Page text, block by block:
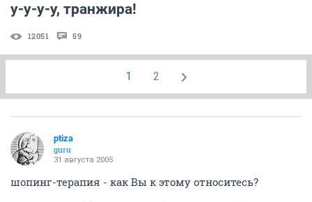
у-у-у-у, транжира!
12051 59
1 2
ptiza
guru
31 августа 2005
шопинг-терапия - как Вы к этому относитесь?